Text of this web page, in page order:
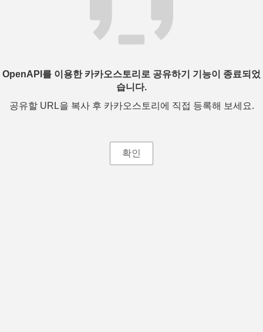
OpenAPI를 이용한 카카오스토리로 공유하기 기능이 종료되었
습니다.
공유할 URL을 복사 후 카카오스토리에 직접 등록해 보세요.
확인